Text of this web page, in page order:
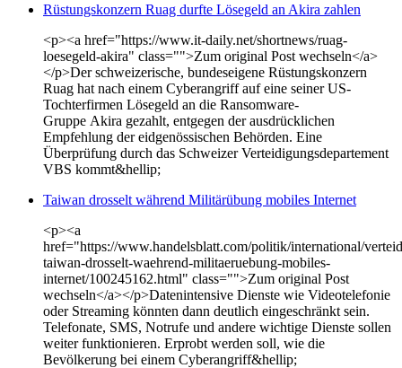
Rüstungskonzern Ruag durfte Lösegeld an Akira zahlen
<p><a href="https://www.it-daily.net/shortnews/ruag-
loesegeld-akira" class="">Zum original Post wechseln</a>
</p>Der schweizerische, bundeseigene Rüstungskonzern
Ruag hat nach einem Cyberangriff auf eine seiner US-
Tochterfirmen Lösegeld an die Ransomware-
Gruppe Akira gezahlt, entgegen der ausdrücklichen
Empfehlung der eidgenössischen Behörden. Eine
Überprüfung durch das Schweizer Verteidigungsdepartement
VBS kommt&hellip;
Taiwan drosselt während Militärübung mobiles Internet
<p><a
href="https://www.handelsblatt.com/politik/international/
taiwan-drosselt-waehrend-militaeruebung-mobiles-
internet/100245162.html" class="">Zum original Post
wechseln</a></p>Datenintensive Dienste wie Videotelefonie
oder Streaming könnten dann deutlich eingeschränkt sein.
Telefonate, SMS, Notrufe und andere wichtige Dienste sollen
weiter funktionieren. Erprobt werden soll, wie die
Bevölkerung bei einem Cyberangriff&hellip;